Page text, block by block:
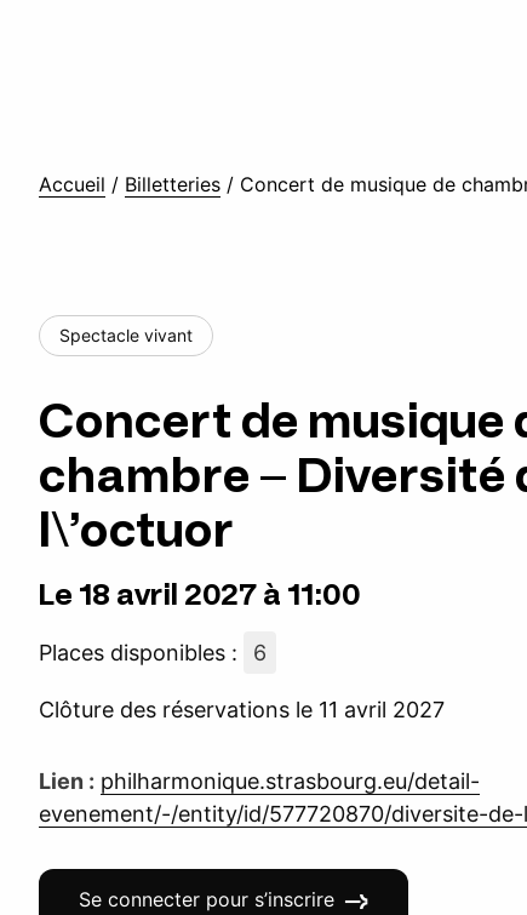
Accueil / Billetteries / Concert de musique de
Spectacle vivant
Concert de musique
chambre – Diversité
l\’octuor
Le 18 avril 2027 à 11:00
Places disponibles : 6
Clôture des réservations le 11 avril 2027
Lien : philharmonique.strasbourg.eu/detail-
evenement/-/entity/id/577720870/diversite-
Se connecter pour s’inscrire